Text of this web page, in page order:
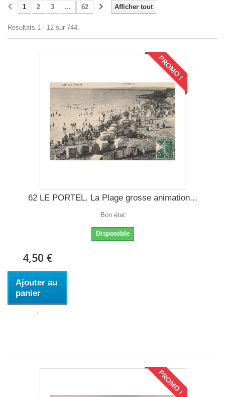
Afficher tout
1 2 3 ... 62
Résultats 1 - 12 sur 744.
PROMO !
62 LE PORTEL. La Plage grosse animation...
Bon état
Disponible
4,50 €
Ajouter au
panier
PROMO !